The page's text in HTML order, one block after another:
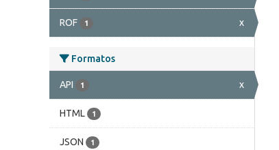
ROF 1 x
Formatos
API 1 x
HTML 1
JSON 1